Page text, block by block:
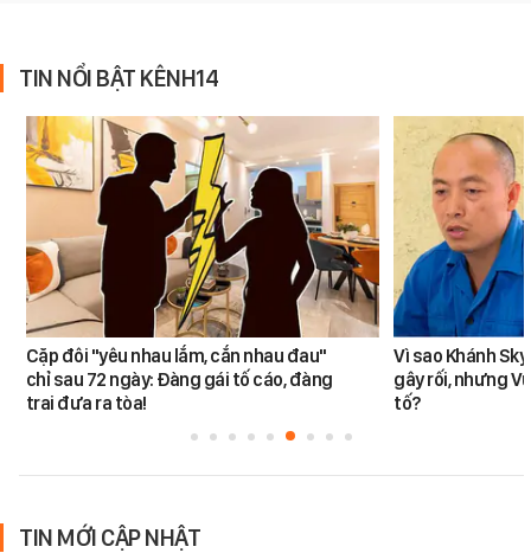
TIN NỔI BẬT KÊNH14
Cặp đôi "yêu nhau lắm, cắn nhau đau"
chỉ sau 72 ngày: Đàng gái tố cáo, đàng
trai đưa ra tòa!
Vì sao Khánh
gây rối, nhưng
tố?
TIN MỚI CẬP NHẬT